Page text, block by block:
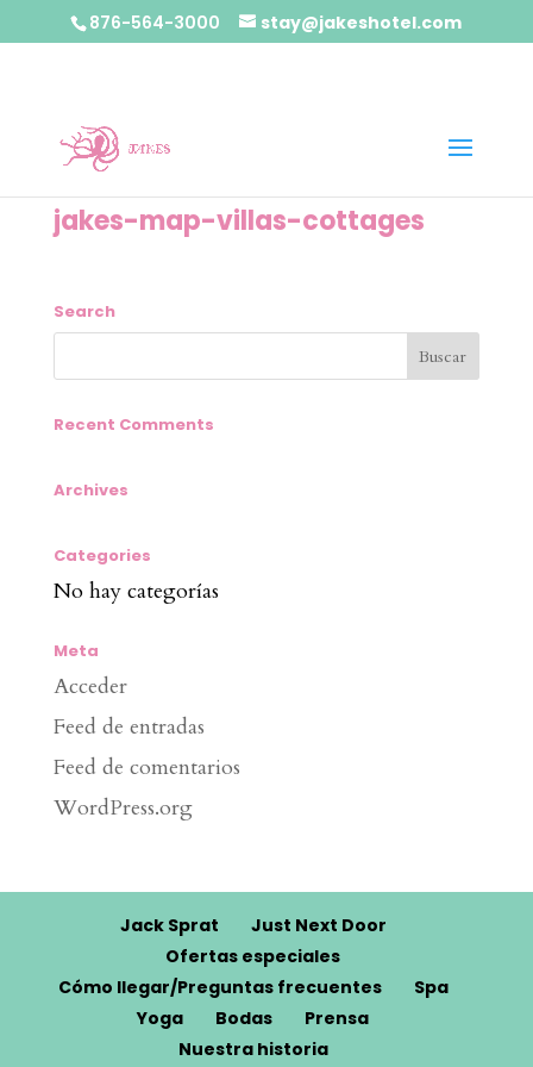
876-564-3000 stay@jakeshotel.com
jakes-map-villas-cottages
Search
Recent Comments
Archives
Categories
No hay categorías
Meta
Acceder
Feed de entradas
Feed de comentarios
WordPress.org
Jack Sprat
Just Next Door
Ofertas especiales
Cómo llegar/Preguntas frecuentes
Spa
Yoga
Bodas
Prensa
Nuestra historia